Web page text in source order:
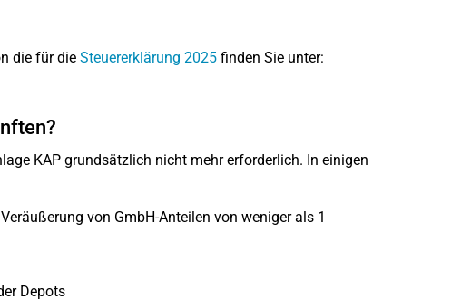
die für die Steuererklärung 2025finden Sie unter:
KAP grundsätzlich nicht mehr erforderlich. In einigen
von GmbH-Anteilen von weniger als 1
Depots